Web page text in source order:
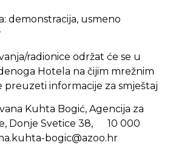
demonstracija, usmeno
radionice održat će se u
Hotela na čijim mrežnim
preuzeti informacije za smještaj
Kuhta Bogić, Agencija za
Donje Svetice 38, 10 000
bogic@azoo.hr